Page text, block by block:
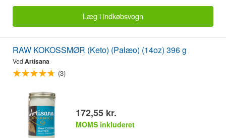
Læg i indkøbsvogn
RAW KOKOSSMØR (Keto) (Palæo) (14oz) 396 g
Ved Artisana
(3)
172,55 kr.
MOMS inkluderet